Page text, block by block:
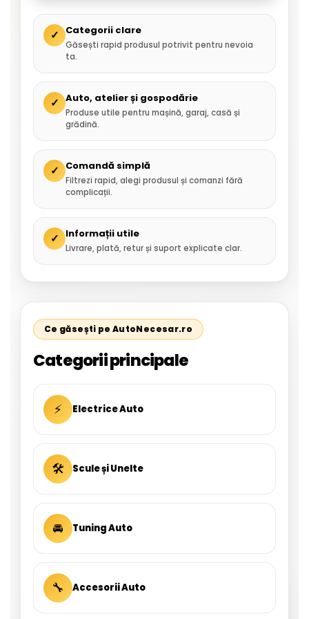
✓ Categorii clare
Găsești rapid produsul potrivit pentru nevoia
ta.
✓ Auto, atelier și gospodărie
Produse utile pentru mașină, garaj, casă și
grădină.
✓ Comandă simplă
Filtrezi rapid, alegi produsul și comanzi fără
complicații.
✓ Informații utile
Livrare, plată, retur și suport explicate clar.
Ce găsești pe AutoNecesar.ro
Categorii principale
⚡ Electrice Auto
🛠 Scule și Unelte
🚘 Tuning Auto
🔧 Accesorii Auto